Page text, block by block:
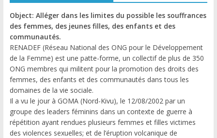
Object: Alléger dans les limites du possible les souffrances
des femmes, des jeunes filles, des enfants et des
communautés.
RENADEF (Réseau National des ONG pour le Développement
de la Femme) est une patte-forme, un collectif de plus de 350
ONG membres qui militent pour la promotion des droits des
femmes, des enfants et des communautés dans tous les
domaines de la vie sociale.
Il a vu le jour à GOMA (Nord-Kivu), le 12/08/2002 par un
groupe des leaders féminins dans un contexte de guerre à
répétition ayant rendues plusieurs femmes et filles victimes
des violences sexuelles; et de l’éruption volcanique de